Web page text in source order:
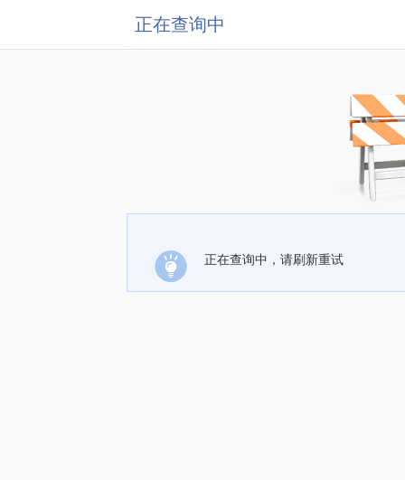
正在查询中
正在查询中，请刷新重试